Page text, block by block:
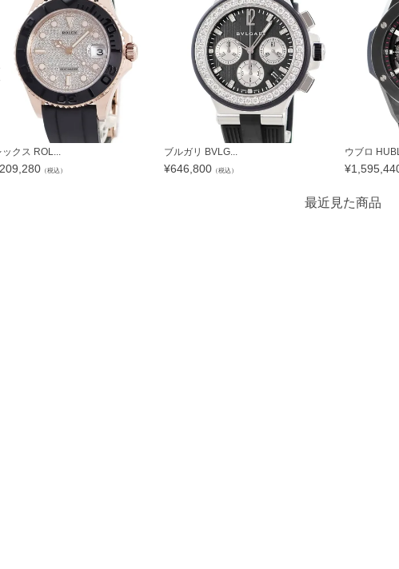
ックス ROL...
（税込）
ブルガリ BVLG...
¥646,800 （税込）
ウブロ
¥
最近見た商品